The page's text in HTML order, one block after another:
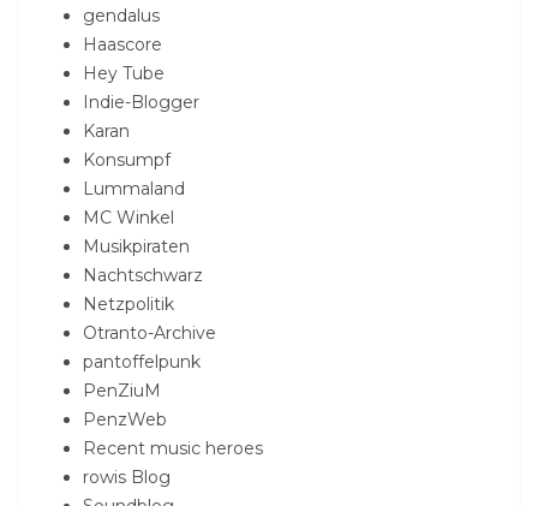
gendalus
Haascore
Hey Tube
Indie-Blogger
Karan
Konsumpf
Lummaland
MC Winkel
Musikpiraten
Nachtschwarz
Netzpolitik
Otranto-Archive
pantoffelpunk
PenZiuM
PenzWeb
Recent music heroes
rowis Blog